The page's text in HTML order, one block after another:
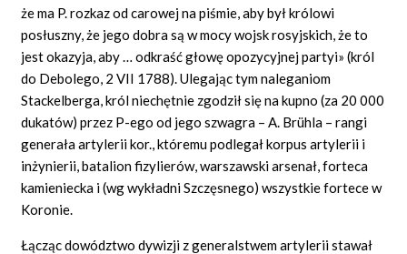
że ma P. rozkaz od carowej na piśmie, aby był królowi
posłuszny, że jego dobra są w mocy wojsk rosyjskich, że to
jest okazyja, aby … odkraść głowę opozycyjnej partyi» (król
do Debolego, 2 VII 1788). Ulegając tym naleganiom
Stackelberga, król niechętnie zgodził się na kupno (za 20 000
dukatów) przez P-ego od jego szwagra – A. Brühla – rangi
generała artylerii kor., któremu podlegał korpus artylerii i
inżynierii, batalion fizylierów, warszawski arsenał, forteca
kamieniecka i (wg wykładni Szczęsnego) wszystkie fortece w
Koronie.
Łącząc dowództwo dywizji z generalstwem artylerii stawał